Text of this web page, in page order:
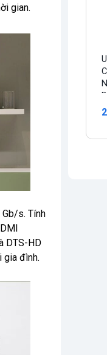
gian.
s. Tính
DTS-HD
gia đình.